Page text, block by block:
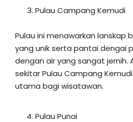
Pulau Campang Kemudi
Pulau ini menawarkan lanskap
yang unik serta pantai dengai
dengan air yang sangat jernih.
sekitar Pulau Campang
utama bagi wisatawan.
Pulau Punai